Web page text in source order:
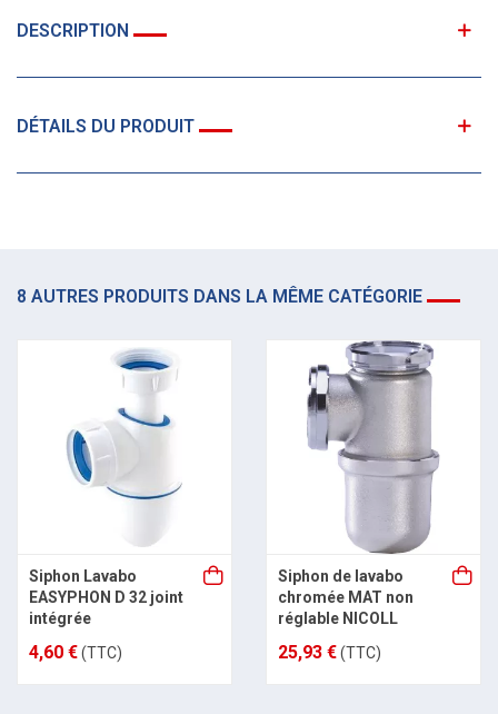
DESCRIPTION
DÉTAILS DU PRODUIT
8 AUTRES PRODUITS DANS LA MÊME CATÉGORIE
Siphon Lavabo
EASYPHON D 32 joint
intégrée
4,60 €(TTC)
Siphon de lavabo
chromée MAT non
réglable NICOLL
25,93 €(TTC)